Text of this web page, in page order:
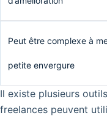
Peut être complexe à
petite envergure
Il existe plusieurs
freelances peuvent